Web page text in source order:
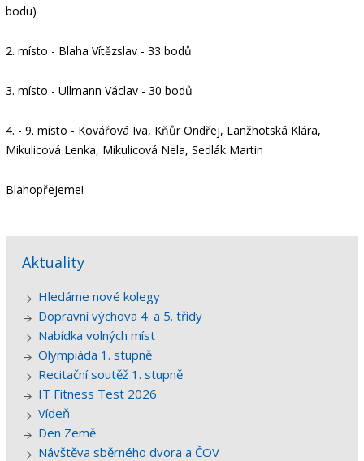
bodu)
2. místo - Blaha Vítězslav - 33 bodů
3. místo - Ullmann Václav - 30 bodů
4. - 9. místo - Kovářová Iva, Kňůr Ondřej, Lanžhotská Klára,
Mikulicová Lenka, Mikulicová Nela, Sedlák Martin
Blahopřejeme!
Aktuality
Hledáme nové kolegy
Dopravní výchova 4. a 5. třídy
Nabídka volných míst
Olympiáda 1. stupně
Recitační soutěž 1. stupně
IT Fitness Test 2026
Vídeň
Den Země
Návštěva sběrného dvora a ČOV